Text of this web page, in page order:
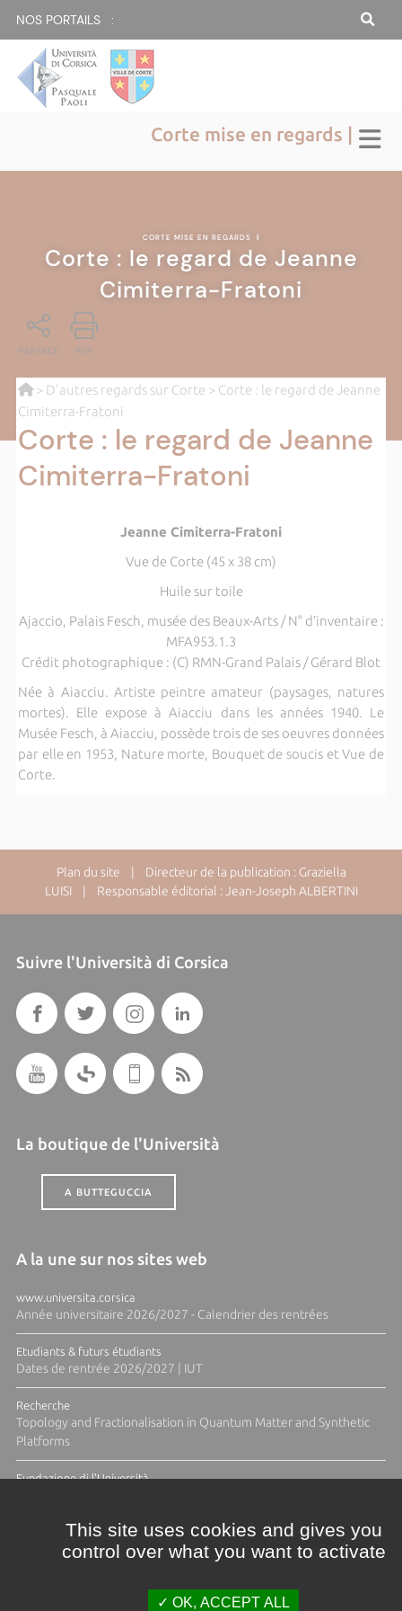
NOS PORTAILS :
Corte mise en regards |
CORTE MISE EN REGARDS |
Corte : le regard de Jeanne
Cimiterra-Fratoni
PARTAGE PDF
> D'autres regards sur Corte > Corte : le regard de Jeanne
Cimiterra-Fratoni
Corte : le regard de Jeanne
Cimiterra-Fratoni
Jeanne Cimiterra-Fratoni
Vue de Corte (45 x 38 cm)
Huile sur toile
Ajaccio, Palais Fesch, musée des Beaux-Arts / N° d’inventaire :
MFA953.1.3
Crédit photographique : (C) RMN-Grand Palais / Gérard Blot
Née à Aiacciu. Artiste peintre amateur (paysages, natures
mortes). Elle expose à Aiacciu dans les années 1940. Le
Musée Fesch, à Aiacciu, possède trois de ses oeuvres données
par elle en 1953, Nature morte, Bouquet de soucis et Vue de
Corte.
Plan du site | Directeur de la publication : Graziella
LUISI | Responsable éditorial : Jean-Joseph ALBERTINI
Suivre l'Università di Corsica
La boutique de l'Università
A BUTTEGUCCIA
A la une sur nos sites web
www.universita.corsica
Année universitaire 2026/2027 - Calendrier des rentrées
Etudiants & futurs étudiants
Dates de rentrée 2026/2027 | IUT
Recherche
Topology and Fractionalisation in Quantum Matter and Synthetic
Platforms
Fundazione di l'Università
This site uses cookies and gives you
control over what you want to activate
OK, ACCEPT ALL